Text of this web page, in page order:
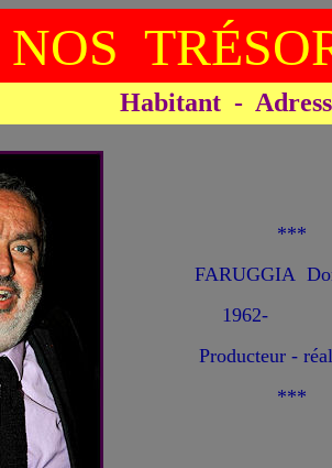
NOS
Habitant -
***
FARUGGIA
1962-
Producteur -
***